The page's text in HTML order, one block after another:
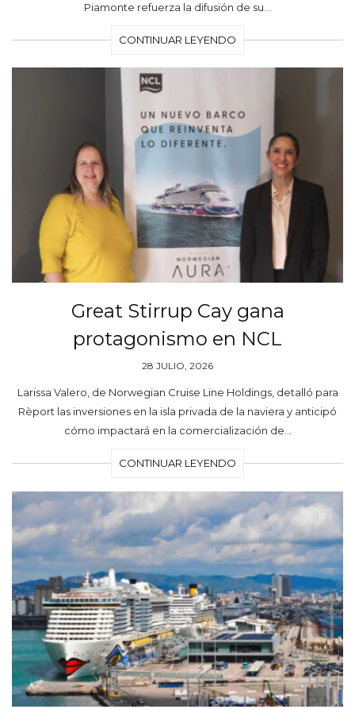
Piamonte refuerza la difusión de su…
CONTINUAR LEYENDO
Great Stirrup Cay gana
protagonismo en NCL
28 JULIO, 2026
Larissa Valero, de Norwegian Cruise Line Holdings, detalló para
Rèport las inversiones en la isla privada de la naviera y anticipó
cómo impactará en la comercialización de…
CONTINUAR LEYENDO